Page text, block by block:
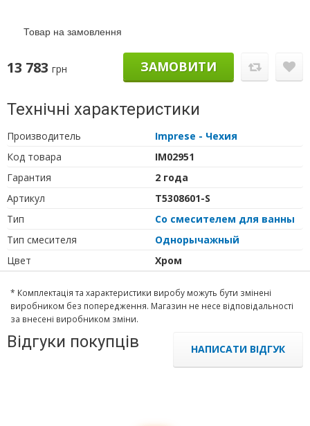
Товар на замовлення
13 783 грн ЗАМОВИТИ
Технічні характеристики
Производитель
Imprese - Чехия
Код товара
IM02951
Гарантия
2 года
Артикул
T5308601-S
Тип
Со смесителем для ванны
Тип cмесителя
Однорычажный
Цвет
Хром
* Комплектація та характеристики виробу можуть бути змінені
виробником без попередження. Магазин не несе відповідальності
за внесені виробником зміни.
Відгуки покупців НАПИСАТИ ВІДГУК